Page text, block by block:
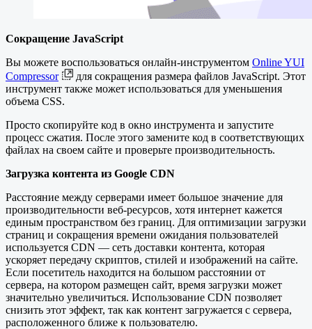
Сокращение JavaScript
Вы можете воспользоваться онлайн-инструментом Online YUI
Compressor
для сокращения размера файлов JavaScript. Этот
инструмент также может использоваться для уменьшения
объема CSS.
Просто скопируйте код в окно инструмента и запустите
процесс сжатия. После этого замените код в соответствующих
файлах на своем сайте и проверьте производительность.
Загрузка контента из Google CDN
Расстояние между серверами имеет большое значение для
производительности веб-ресурсов, хотя интернет кажется
единым пространством без границ. Для оптимизации загрузки
страниц и сокращения времени ожидания пользователей
используется CDN — сеть доставки контента, которая
ускоряет передачу скриптов, стилей и изображений на сайте.
Если посетитель находится на большом расстоянии от
сервера, на котором размещен сайт, время загрузки может
значительно увеличиться. Использование CDN позволяет
снизить этот эффект, так как контент загружается с сервера,
расположенного ближе к пользователю.